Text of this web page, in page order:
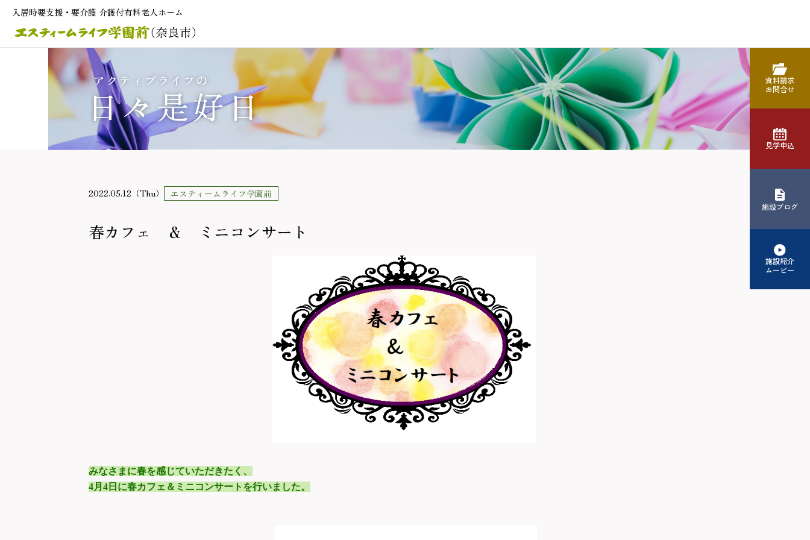
入居時要支援・要介護 介護付有料老人ホーム
資料請求
お問合せ
見学申込
施設ブログ
施設紹介
ムービー
2022.05.12（Thu） エスティームライフ学園前
春カフェ ＆ ミニコンサート
みなさまに春を感じていただきたく、
4月4日に春カフェ＆ミニコンサートを行いました。